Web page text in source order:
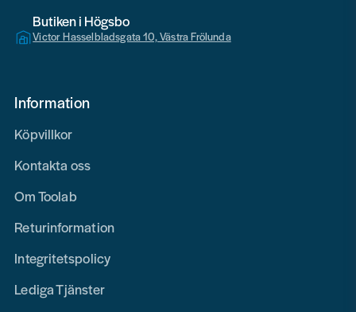
Butiken i Högsbo
Victor Hasselbladsgata 10, Västra Frölunda
Information
Köpvillkor
Kontakta oss
Om Toolab
Returinformation
Integritetspolicy
Lediga Tjänster